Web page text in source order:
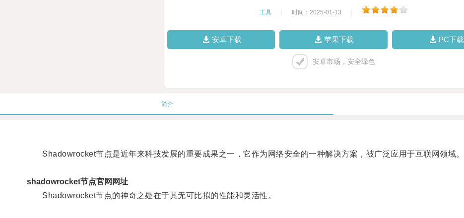
工具 时间：2025-01-13
安卓下载 苹果下载 PC下载
安卓市场，安全绿色
简介
Shadowrocket节点是近年来科技发展的重要成果之一，它作为网络安全的一种解决方案，被广泛应用于互联网领域。
shadowrocket节点官网网址
Shadowrocket节点的神奇之处在于其无可比拟的性能和灵活性。